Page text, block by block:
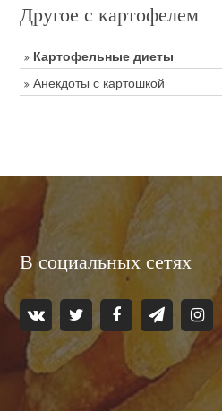
Другое с картофелем
Картофельные диеты
Анекдоты с картошкой
В социальных сетях